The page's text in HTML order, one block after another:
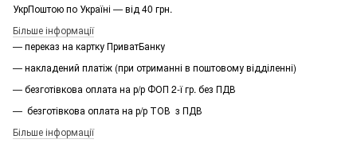
УкрПоштою по Україні — від 40 грн.
Більше інформації
— переказ на картку ПриватБанку
— накладений платіж (при отриманні в поштовому відділенні)
— безготівкова оплата на р/р ФОП 2-ї гр. без ПДВ
— безготівкова оплата на р/р ТОВ з ПДВ
Більше інформації